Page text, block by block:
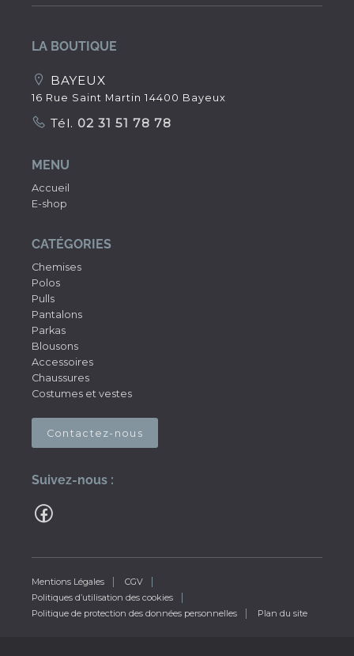
LA BOUTIQUE
BAYEUX
16 Rue Saint Martin 14400 Bayeux
Tél. 02 31 51 78 78
MENU
Accueil
E-shop
CATÉGORIES
Chemises
Polos
Pulls
Pantalons
Parkas
Blousons
Accessoires
Chaussures
Costumes et vestes
Contactez-nous
Suivez-nous :
Mentions Légales
CGV
Politiques d’utilisation des cookies
Politique de protection des données personnelles
Plan du site